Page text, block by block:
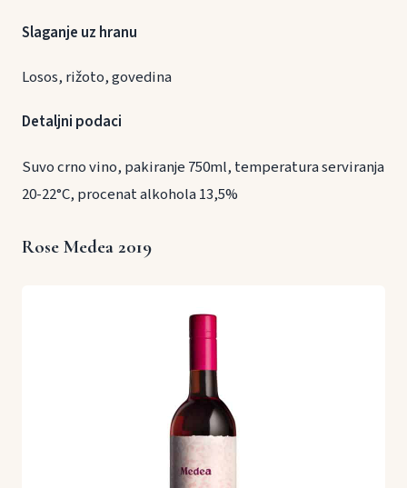
Slaganje uz hranu
Losos, rižoto, govedina
Detaljni podaci
Suvo crno vino, pakiranje 750ml, temperatura serviranja
20-22°C, procenat alkohola 13,5%
Rose Medea 2019